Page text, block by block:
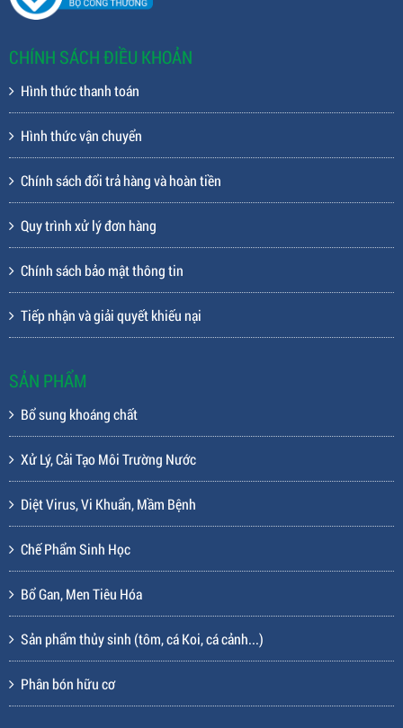
CHÍNH SÁCH ĐIỀU KHOẢN
Hình thức thanh toán
Hình thức vận chuyển
Chính sách đổi trả hàng và hoàn tiền
Quy trình xử lý đơn hàng
Chính sách bảo mật thông tin
Tiếp nhận và giải quyết khiếu nại
SẢN PHẨM
Bổ sung khoáng chất
Xử Lý, Cải Tạo Môi Trường Nước
Diệt Virus, Vi Khuẩn, Mầm Bệnh
Chế Phẩm Sinh Học
Bổ Gan, Men Tiêu Hóa
Sản phẩm thủy sinh (tôm, cá Koi, cá cảnh...)
Phân bón hữu cơ